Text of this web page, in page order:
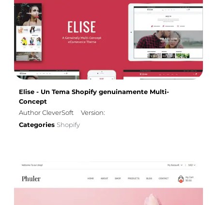
Elise - Un Tema Shopify genuinamente Multi-
Concept
Author CleverSoft
Version:
Categories Shopify